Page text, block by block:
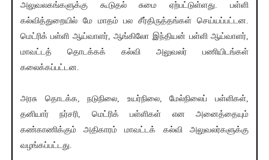
அலுவலகங்களுக்கு கூடுதல் சுமை ஏற்பட்டுள்ளது. பள்ளி
கல்வித்துறையில் மே மாதம் பல சீர்திருத்தங்கள் செய்யப்பட்டன.
மெட்ரிக் பள்ளி ஆய்வாளர், ஆங்கிலோ இந்தியன் பள்ளி ஆய்வாளர்,
மாவட்டத் தொடக்கக் கல்வி அலுவலர் பணியிடங்கள்
கலைக்கப்பட்டன.
அரசு தொடக்க, நடுநிலை, உயர்நிலை, மேல்நிலைப் பள்ளிகள்,
தனியார் நர்சரி, மெட்ரிக் பள்ளிகள் என அனைத்தையும்
கண்காணிக்கும் அதிகாரம் மாவட்டக் கல்வி அலுவலர்களுக்கு
வழங்கப்பட்டது.